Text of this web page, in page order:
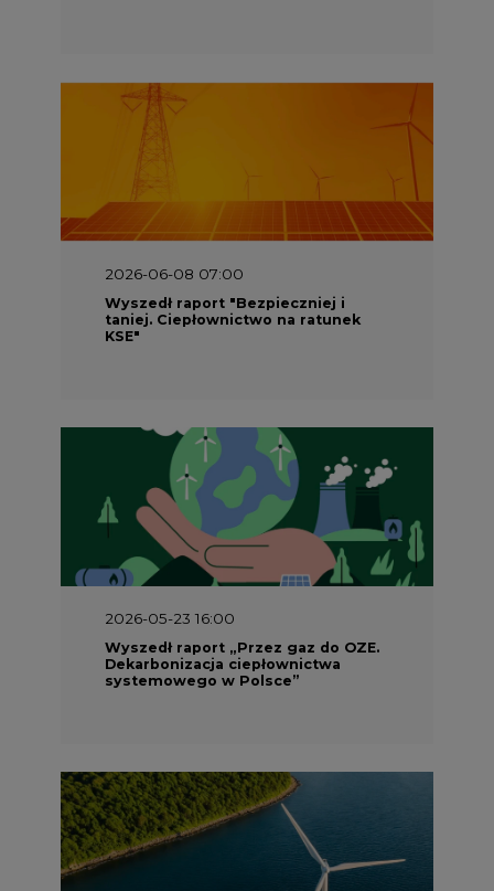
2026-06-08 07:00
Wyszedł raport "Bezpieczniej i
taniej. Ciepłownictwo na ratunek
KSE"
2026-05-23 16:00
Wyszedł raport „Przez gaz do OZE.
Dekarbonizacja ciepłownictwa
systemowego w Polsce”